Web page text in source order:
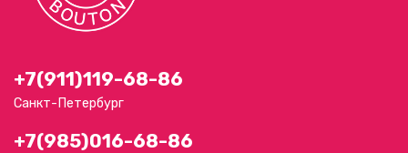
+7(911)119-68-86
Санкт-Петербург
+7(985)016-68-86